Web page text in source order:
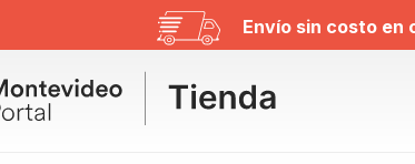
Envío sin costo en